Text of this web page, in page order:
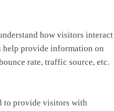
how visitors interact
help provide information on
rate, traffic source, etc.
to provide visitors with